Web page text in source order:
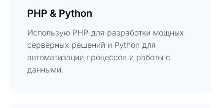
PHP & Python
Использую PHP для разработки мощных
серверных решений и Python для
автоматизации процессов и работы с
данными.